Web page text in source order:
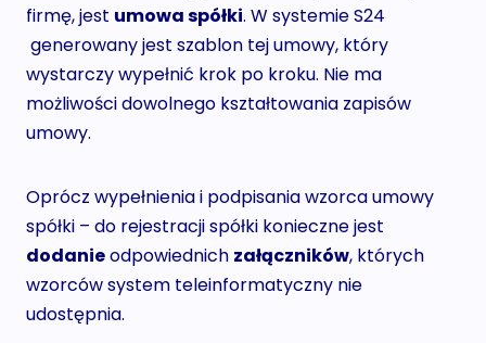
firmę, jest umowa spółki. W systemie S24
generowany jest szablon tej umowy, który
wystarczy wypełnić krok po kroku. Nie ma
możliwości dowolnego kształtowania zapisów
umowy.
Oprócz wypełnienia i podpisania wzorca umowy
spółki – do rejestracji spółki konieczne jest
dodanieodpowiednich załączników, których
wzorców system teleinformatyczny nie
udostępnia.